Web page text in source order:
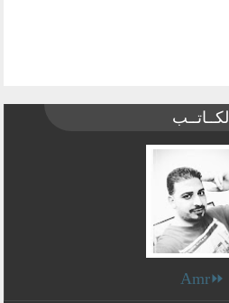
الكــاتــب
⏩Amr